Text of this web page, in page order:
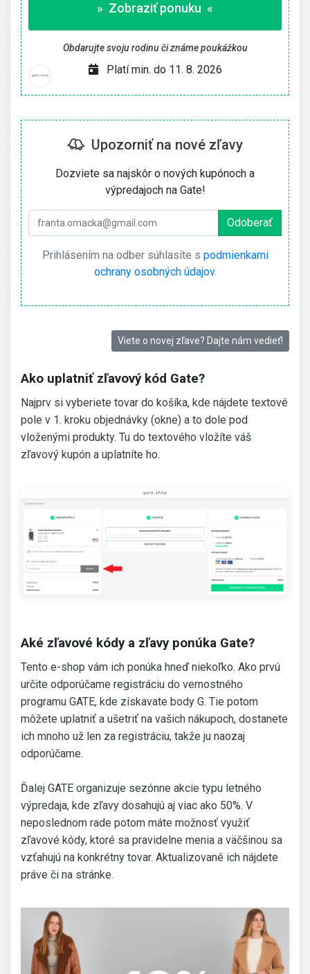
» Zobraziť ponuku «
Obdarujte svoju rodinu či známe poukážkou
Platí min. do 11. 8. 2026
Upozorniť na nové zľavy
Dozviete sa najskôr o nových kupónoch a
výpredajoch na Gate!
Prihlásením na odber súhlasíte s podmienkami
ochrany osobných údajov.
Viete o novej zľave? Dajte nám vedieť!
Ako uplatniť zľavový kód Gate?
Najprv si vyberiete tovar do košíka, kde nájdete textové
pole v 1. kroku objednávky (okne) a to dole pod
vloženými produkty. Tu do textového vložíte váš
zľavový kupón a uplatníte ho.
Aké zľavové kódy a zľavy ponúka Gate?
Tento e-shop vám ich ponúka hneď niekoľko. Ako prvú
určite odporúčame registráciu do vernostného
programu GATE, kde získavate body G. Tie potom
môžete uplatniť a ušetriť na vašich nákupoch, dostanete
ich mnoho už len za registráciu, takže ju naozaj
odporúčame.
Ďalej GATE organizuje sezónne akcie typu letného
výpredaja, kde zľavy dosahujú aj viac ako 50%. V
neposlednom rade potom máte možnosť využiť
zľavové kódy, ktoré sa pravidelne menia a väčšinou sa
vzťahujú na konkrétny tovar. Aktualizované ich nájdete
práve či na stránke.